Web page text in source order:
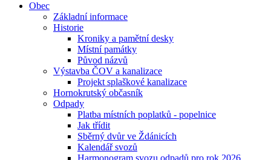
Obec
Základní informace
Historie
Kroniky a pamětní desky
Místní památky
Původ názvů
Výstavba ČOV a kanalizace
Projekt splaškové kanalizace
Hornokrutský občasník
Odpady
Platba místních poplatků - popelnice
Jak třídit
Sběrný dvůr ve Ždánicích
Kalendář svozů
Harmonogram svozu odpadů pro rok 2026